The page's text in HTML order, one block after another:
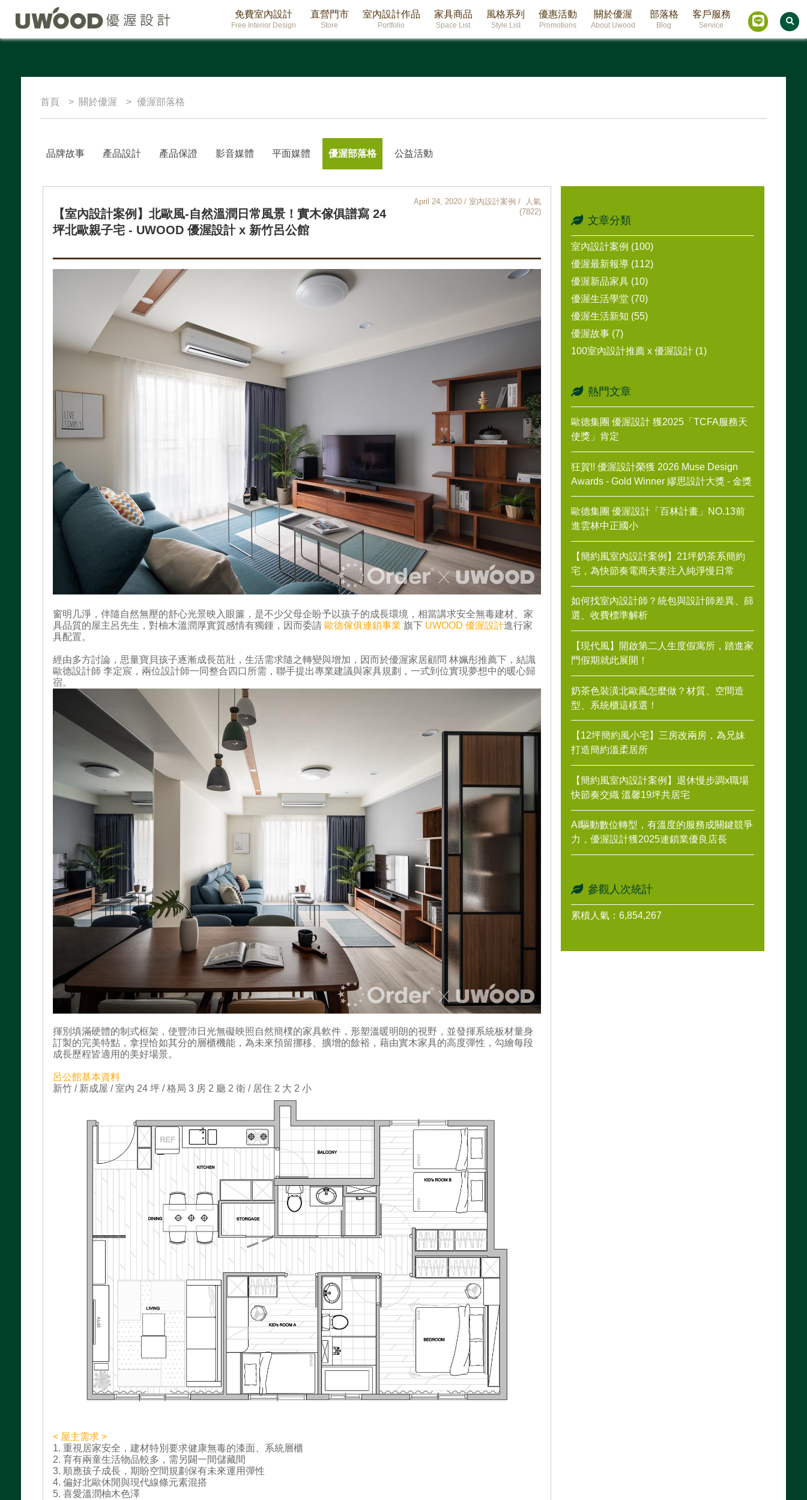
免費室內設計
Free Interior Design
直營門市
Store
室內設計作品
Portfolio
家具商品
Space List
風格系列
Style List
優惠活動
Promotions
關於優渥
About Uwood
部落格
Blog
客戶服務
Service
首頁 關於優渥 優渥部落格
品牌故事 產品設計 產品保證 影音媒體 平面媒體 優渥部落格 公益活動
【室內設計案例】北歐風-自然溫潤日常風景！實木傢俱譜寫 24
坪北歐親子宅 - UWOOD 優渥設計 x 新竹呂公館
April 24, 2020 / 室內設計案例 / 人氣
(7822)
窗明几淨，伴隨自然無壓的舒心光景映入眼簾，是不少父母企盼予以孩子的成長環境，相當講求安全無毒建材、家
具品質的屋主呂先生，對柚木溫潤厚實質感情有獨鍾，因而委請 歐德傢俱連鎖事業 旗下 UWOOD 優渥設計進行家
具配置。
經由多方討論，思量寶貝孩子逐漸成長茁壯，生活需求隨之轉變與增加，因而於優渥家居顧問 林姵彤推薦下，結識
歐德設計師 李定宸，兩位設計師一同整合四口所需，聯手提出專業建議與家具規劃，一式到位實現夢想中的暖心歸
宿。
揮別填滿硬體的制式框架，使豐沛日光無礙映照自然簡樸的家具軟件，形塑溫暖明朗的視野，並發揮系統板材量身
訂製的完美特點，拿捏恰如其分的層櫃機能，為未來預留挪移、擴增的餘裕，藉由實木家具的高度彈性，勾繪每段
成長歷程皆適用的美好場景。
呂公館基本資料
新竹 / 新成屋 / 室內 24 坪 / 格局 3 房 2 廳 2 衛 / 居住 2 大 2 小
< 屋主需求 >
1. 重視居家安全，建材特別要求健康無毒的漆面、系統層櫃
2. 育有兩童生活物品較多，需另闢一間儲藏間
3. 順應孩子成長，期盼空間規劃保有未來運用彈性
4. 偏好北歐休閒與現代線條元素混搭
5. 喜愛溫潤柚木色澤
文章分類
室內設計案例 (100)
優渥最新報導 (112)
優渥新品家具 (10)
優渥生活學堂 (70)
優渥生活新知 (55)
優渥故事 (7)
100室內設計推薦 x 優渥設計 (1)
熱門文章
歐德集團 優渥設計 獲2025「TCFA服務天
使獎」肯定
狂賀!! 優渥設計榮獲 2026 Muse Design
Awards - Gold Winner 繆思設計大獎 - 金獎
歐德集團 優渥設計「百林計畫」NO.13前
進雲林中正國小
【簡約風室內設計案例】21坪奶茶系簡約
宅，為快節奏電商夫妻注入純淨慢日常
如何找室內設計師？統包與設計師差異、篩
選、收費標準解析
【現代風】開啟第二人生度假寓所，踏進家
門假期就此展開！
奶茶色裝潢北歐風怎麼做？材質、空間造
型、系統櫃這樣選！
【12坪簡約風小宅】三房改兩房，為兄妹
打造簡約溫柔居所
【簡約風室內設計案例】退休慢步調x職場
快節奏交織 溫馨19坪共居宅
AI驅動數位轉型，有溫度的服務成關鍵競爭
力，優渥設計獲2025連鎖業優良店長
參觀人次統計
累積人氣：6,854,267